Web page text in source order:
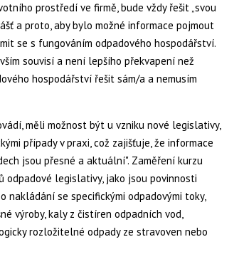
prostředí ve firmě, bude vždy řešit „svou
a proto, aby bylo možné informace pojmout
se s fungováním odpadového hospodářství.
souvisí a není lepšího překvapení než
hospodářství řešit sám/a a nemusím
měli možnost být u vzniku nové legislativy,
případy v praxi, což zajišťuje, že informace
jsou přesné a aktuální". Zaměření kurzu
odpadové legislativy, jako jsou povinnosti
nakládání se specifickými odpadovými toky,
výroby, kaly z čistíren odpadních vod,
rozložitelné odpady ze stravoven nebo